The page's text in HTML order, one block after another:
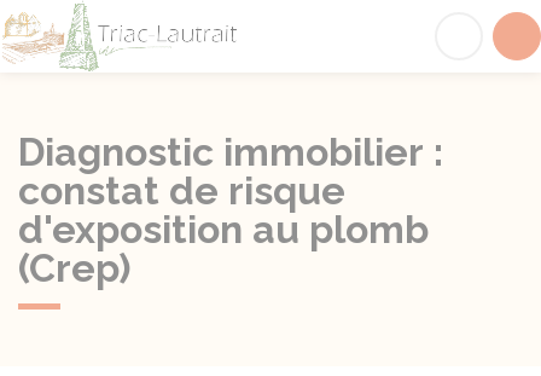
Diagnostic immobilier :
constat de risque
d'exposition au plomb
(Crep)